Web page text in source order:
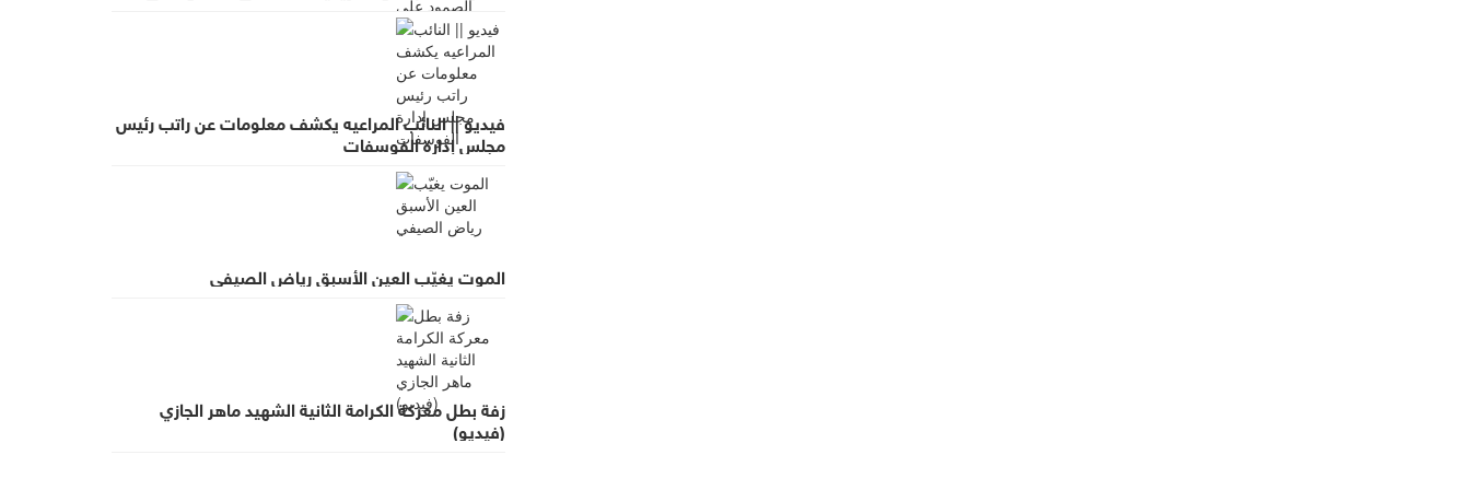
أرضهم
فيديو || النائب المراعيه يكشف معلومات عن راتب رئيس
مجلس إدارة الفوسفات
الموت يغيّب العين الأسبق رياض الصيفي
زفة بطل معركة الكرامة الثانية الشهيد ماهر الجازي
(فيديو)